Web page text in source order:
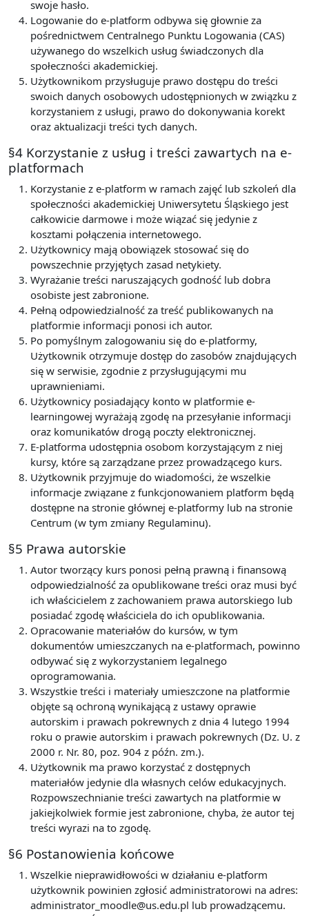
swoje hasło.
Logowanie do e-platform odbywa się głownie za
pośrednictwem Centralnego Punktu Logowania (CAS)
używanego do wszelkich usług świadczonych dla
społeczności akademickiej.
Użytkownikom przysługuje prawo dostępu do treści
swoich danych osobowych udostępnionych w związku z
korzystaniem z usługi, prawo do dokonywania korekt
oraz aktualizacji treści tych danych.
§4 Korzystanie z usług i treści zawartych na e-
platformach
Korzystanie z e-platform w ramach zajęć lub szkoleń dla
społeczności akademickiej Uniwersytetu Śląskiego jest
całkowicie darmowe i może wiązać się jedynie z
kosztami połączenia internetowego.
Użytkownicy mają obowiązek stosować się do
powszechnie przyjętych zasad netykiety.
Wyrażanie treści naruszających godność lub dobra
osobiste jest zabronione.
Pełną odpowiedzialność za treść publikowanych na
platformie informacji ponosi ich autor.
Po pomyślnym zalogowaniu się do e-platformy,
Użytkownik otrzymuje dostęp do zasobów znajdujących
się w serwisie, zgodnie z przysługującymi mu
uprawnieniami.
Użytkownicy posiadający konto w platformie e-
learningowej wyrażają zgodę na przesyłanie informacji
oraz komunikatów drogą poczty elektronicznej.
E-platforma udostępnia osobom korzystającym z niej
kursy, które są zarządzane przez prowadzącego kurs.
Użytkownik przyjmuje do wiadomości, że wszelkie
informacje związane z funkcjonowaniem platform będą
dostępne na stronie głównej e-platformy lub na stronie
Centrum (w tym zmiany Regulaminu).
§5 Prawa autorskie
Autor tworzący kurs ponosi pełną prawną i finansową
odpowiedzialność za opublikowane treści oraz musi być
ich właścicielem z zachowaniem prawa autorskiego lub
posiadać zgodę właściciela do ich opublikowania.
Opracowanie materiałów do kursów, w tym
dokumentów umieszczanych na e-platformach, powinno
odbywać się z wykorzystaniem legalnego
oprogramowania.
Wszystkie treści i materiały umieszczone na platformie
objęte są ochroną wynikającą z ustawy oprawie
autorskim i prawach pokrewnych z dnia 4 lutego 1994
roku o prawie autorskim i prawach pokrewnych (Dz. U. z
2000 r. Nr. 80, poz. 904 z późn. zm.).
Użytkownik ma prawo korzystać z dostępnych
materiałów jedynie dla własnych celów edukacyjnych.
Rozpowszechnianie treści zawartych na platformie w
jakiejkolwiek formie jest zabronione, chyba, że autor tej
treści wyrazi na to zgodę.
§6 Postanowienia końcowe
Wszelkie nieprawidłowości w działaniu e-platform
użytkownik powinien zgłosić administratorowi na adres:
administrator_moodle@us.edu.pl lub prowadzącemu.